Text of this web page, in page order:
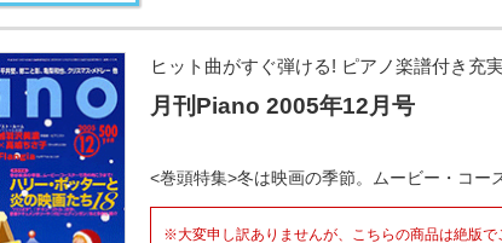
ヒット曲がすぐ弾ける! ピアノ楽譜付き充
月刊Piano 2005年12月号
<巻頭特集>冬は映画の季節。ムービー・コー
※大変申し訳ありませんが、こちらの商品は絶版で